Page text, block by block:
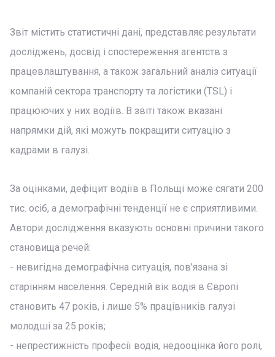
Звіт містить статистичні дані, представляє результати
досліджень, досвід і спостереження агентств з
працевлаштування, а також загальний аналіз ситуації
компаній сектора транспорту та логістики (TSL) і
працюючих у них водіїв. В звіті також вказані
напрямки дій, які можуть покращити ситуацію з
кадрами в галузі.
За оцінками, дефіцит водіїв в Польщі може сягати 200
тис. осіб, а демографічні тенденції не є сприятливими.
Автори дослідження вказують основні причини такого
становища речей:
- невигідна демографічна ситуація, пов'язана зі
старінням населення. Середній вік водія в Європі
становить 47 років, і лише 5% працівників галузі
молодші за 25 років;
- непрестижність професії водія, недооцінка його ролі,